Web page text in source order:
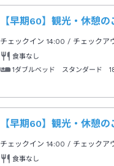
【早期60】観光・休憩
チェックイン14:00 / チェックア
食事なし
1ダブルベッド スタンダード 18
【早期60】観光・休憩
チェックイン14:00 / チェックア
食事なし